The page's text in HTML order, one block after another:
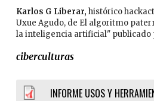
Karlos G Liberar, histórico
Uxue Agudo, de El algoritmo
la inteligencia artificial" publicado
ciberculturas
INFORME USOS Y